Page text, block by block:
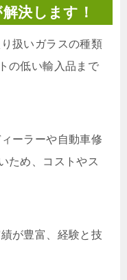
決します！
扱いガラスの種類
の低い輸入品まで
ーラーや自動車修
ため、コストやス
が豊富、経験と技